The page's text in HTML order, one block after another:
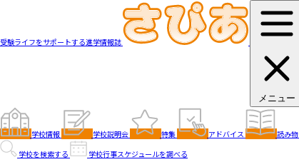
受験ライフをサポートする進学情報誌
メニュー
学校情報 学校説明会 特集 アドバイス 読み物
学校を検索する
学校行事スケジュールを調べる